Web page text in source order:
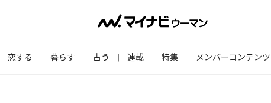
恋する 暮らす 占う 連載 特集 メンバーコンテンツ